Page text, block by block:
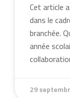
Cet article
dans le
branchée.
année
29